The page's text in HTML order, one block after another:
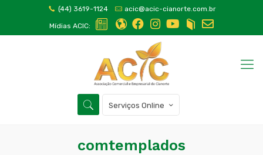
(44) 3619-1124 acic@acic-cianorte.com.br
Mídias ACIC:
Serviços Online
comtemplados